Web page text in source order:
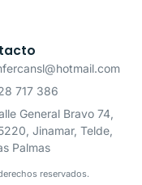
717 386
General Bravo 74,
Jinamar, Telde,
Palmas
reservados.